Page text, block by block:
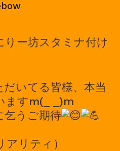
ー坊スタミナ付け
いてる皆様、本当
ますm(_ _)m
乞うご期待
リティ）